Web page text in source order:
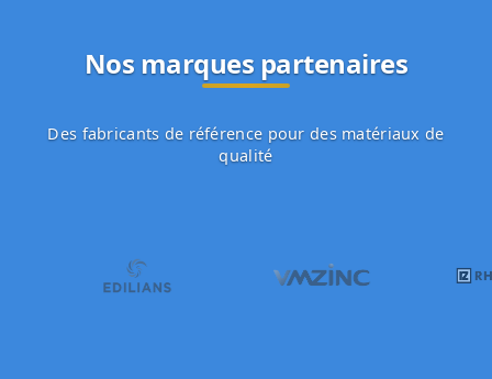
Nos marques partenaires
Des fabricants de référence pour des matériaux de
qualité